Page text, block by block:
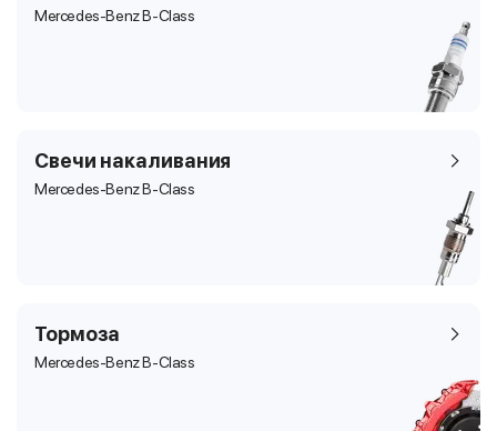
Mercedes-Benz B-Class
Свечи накаливания
Mercedes-Benz B-Class
Тормоза
Mercedes-Benz B-Class